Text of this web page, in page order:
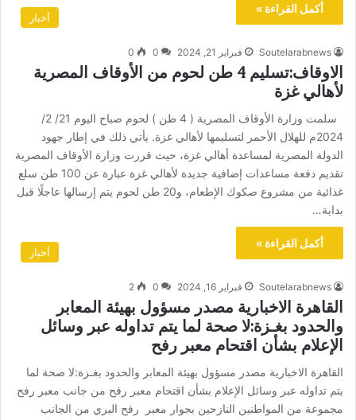
أكمل القراءة »
أخبار
Soutelarabnews فبراير 21, 2024 0
0
الاوقاف:تسليم 4 طن لحوم من الأوقاف المصرية
لأهالي غزة
سلمت وزارة الأوقاف المصرية ( 4 طن ) لحوم صباح اليوم 21/ 2/
2024م للهلال الأحمر لتسليمها لأهالي غزة. يأتي ذلك في إطار جهود
الدولة المصرية لمساعدة أهالي غزة، حيث قررت وزارة الأوقاف المصرية
تقديم دفعة مساعدات إضافية جديدة لأهالي غزة عبارة عن 100 طن سلع
غذائية من مشروع صكوك الإطعام، و20 طن لحوم يتم إرسالها عاجلًا قبل
بداية…
أكمل القراءة »
أخبار
Soutelarabnews فبراير 16, 2024 0
2
القاهرة الاخبارية مصدر مسؤول بهيئة المعابر
والحدود بغـزة:لا صحة لما يتم تداوله عبر وسائل
الإعلام بشأن اقتحام معبر رفح
القاهرة الاخبارية مصدر مسؤول بهيئة المعابر والحدود بغـزة:لا صحة لما
يتم تداوله عبر وسائل الإعلام بشأن اقتحام معبر رفح من جانب معبر رفح
مجموعة من المواطنين النازحين بجوار معبر رفح البري من الجانب